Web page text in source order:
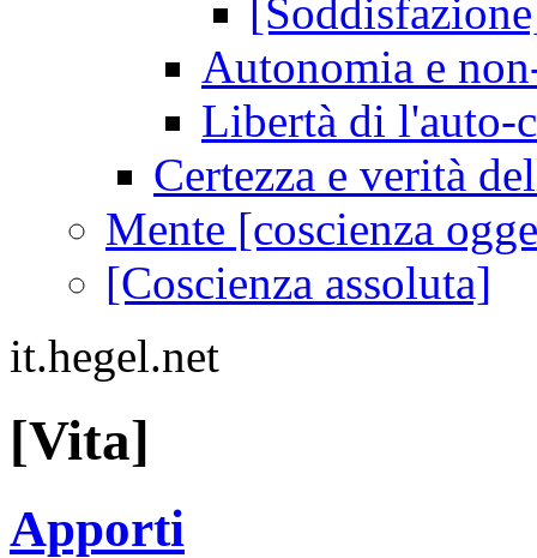
Autonomia e
Libertà di l'auto-
Certezza e verità
Mente [coscienza
[Coscienza assoluta]
it.hegel.net
[Vita]
Apporti